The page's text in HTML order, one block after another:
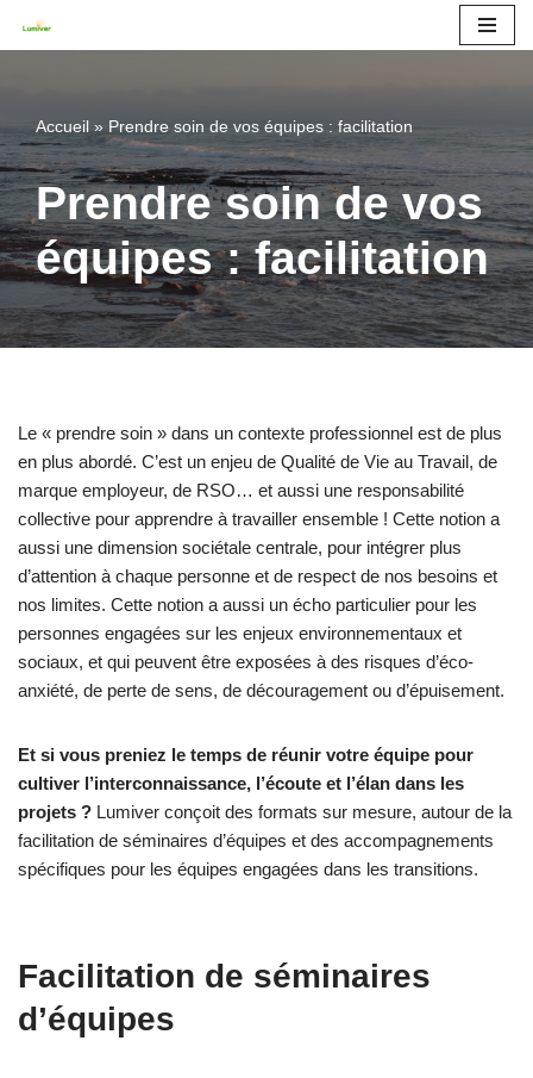
contenu
Accueil » Prendre soin de vos équipes : facilitation
Prendre soin de vos
équipes : facilitation
Le « prendre soin » dans un contexte professionnel est de plus
en plus abordé. C’est un enjeu de Qualité de Vie au Travail, de
marque employeur, de RSO… et aussi une responsabilité
collective pour apprendre à travailler ensemble ! Cette notion a
aussi une dimension sociétale centrale, pour intégrer plus
d’attention à chaque personne et de respect de nos besoins et
nos limites. Cette notion a aussi un écho particulier pour les
personnes engagées sur les enjeux environnementaux et
sociaux, et qui peuvent être exposées à des risques d’éco-
anxiété, de perte de sens, de découragement ou d’épuisement.
Et si vous preniez le temps de réunir votre équipe pour
cultiver l’interconnaissance, l’écoute et l’élan dans les
projets ? Lumiver conçoit des formats sur mesure, autour de la
facilitation de séminaires d’équipes et des accompagnements
spécifiques pour les équipes engagées dans les transitions.
Facilitation de séminaires
d’équipes